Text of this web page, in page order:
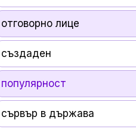
отговорно лице
създаден
популярност
сървър в държава